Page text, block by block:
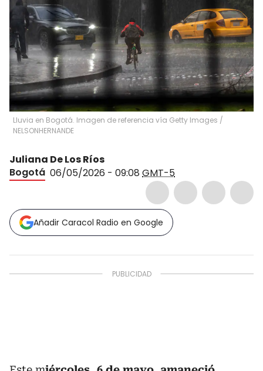
Lluvia en Bogotá. Imagen de referencia vía Getty Images /
NELSONHERNANDE
Juliana De Los Ríos
Bogotá 06/05/2026 - 09:08 GMT-5
Añadir Caracol Radio en Google